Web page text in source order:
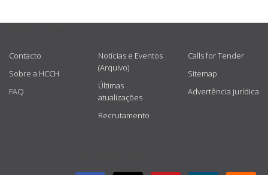
Contacto
Sobre a HCCH
FAQ
Notícias e Eventos
(Arquivo)
Últimas
atualizações
Recrutamento
Calls for Tender
Sitemap
Advertência jurídica